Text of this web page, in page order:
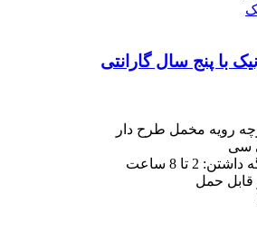
با پنج سال گارانتی
رویه مخمل طرح دار
2 تا 8 ساعت
حمل